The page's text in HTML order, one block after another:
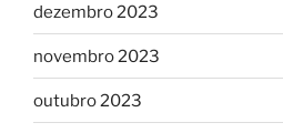
dezembro 2023
novembro 2023
outubro 2023